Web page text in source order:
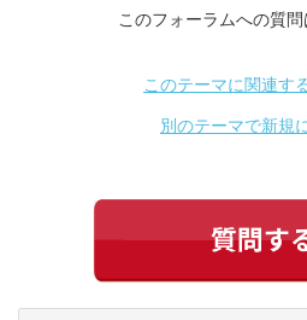
このフォーラムへの質
このテーマに関連す
別のテーマで新規